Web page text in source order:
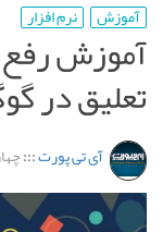
آموزش نرم افزار
آموزش
تعلیق در
آی تی پورت:::